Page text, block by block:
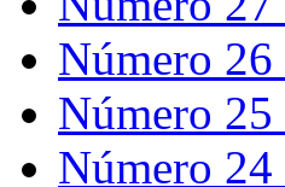
Número
Número
Número